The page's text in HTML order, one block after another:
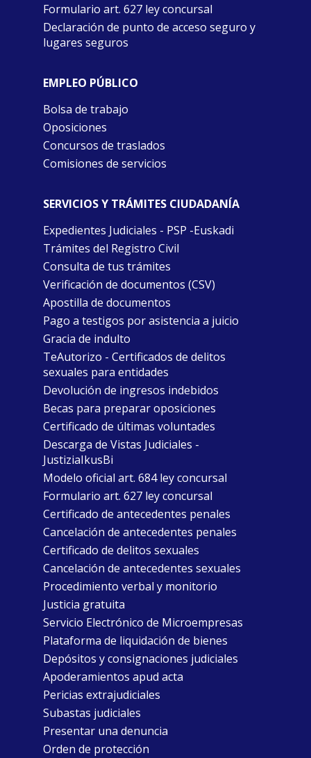
Formulario art. 627 ley concursal
Declaración de punto de acceso seguro y
lugares seguros
EMPLEO PÚBLICO
Bolsa de trabajo
Oposiciones
Concursos de traslados
Comisiones de servicios
SERVICIOS Y TRÁMITES CIUDADANÍA
Expedientes Judiciales - PSP -Euskadi
Trámites del Registro Civil
Consulta de tus trámites
Verificación de documentos (CSV)
Apostilla de documentos
Pago a testigos por asistencia a juicio
Gracia de indulto
TeAutorizo - Certificados de delitos
sexuales para entidades
Devolución de ingresos indebidos
Becas para preparar oposiciones
Certificado de últimas voluntades
Descarga de Vistas Judiciales -
JustiziaIkusBi
Modelo oficial art. 684 ley concursal
Formulario art. 627 ley concursal
Certificado de antecedentes penales
Cancelación de antecedentes penales
Certificado de delitos sexuales
Cancelación de antecedentes sexuales
Procedimiento verbal y monitorio
Justicia gratuita
Servicio Electrónico de Microempresas
Plataforma de liquidación de bienes
Depósitos y consignaciones judiciales
Apoderamientos apud acta
Pericias extrajudiciales
Subastas judiciales
Presentar una denuncia
Orden de protección